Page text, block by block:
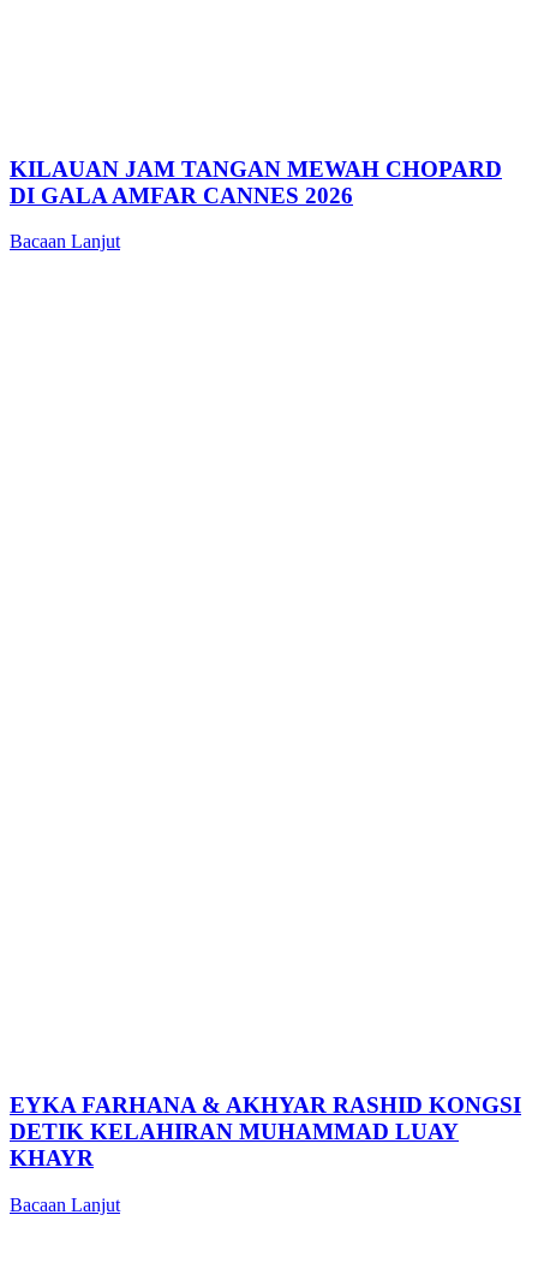
KILAUAN JAM TANGAN MEWAH CHOPARD
DI GALA AMFAR CANNES 2026
Bacaan Lanjut
EYKA FARHANA & AKHYAR RASHID KONGSI
DETIK KELAHIRAN MUHAMMAD LUAY
KHAYR
Bacaan Lanjut